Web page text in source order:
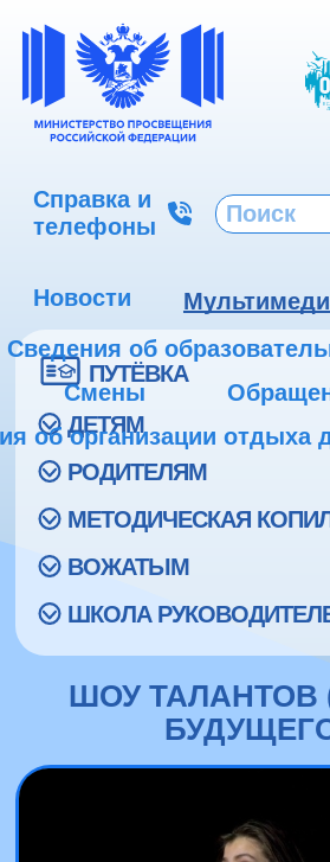
Справка и
телефоны
Новости
Сведения об
Смены
об организации отдыха
ПУТЁВКА
ДЕТЯМ
РОДИТЕЛЯМ
МЕТОДИЧЕСКАЯ
ВОЖАТЫМ
ШКОЛА
ШОУ ТАЛАНТОВ